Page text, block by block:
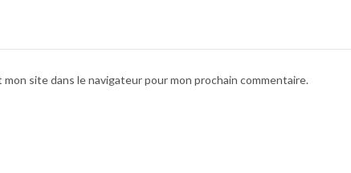
site dans le navigateur pour mon prochain commentaire.